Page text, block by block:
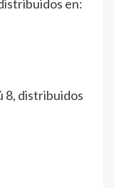
en:
8, distribuidos